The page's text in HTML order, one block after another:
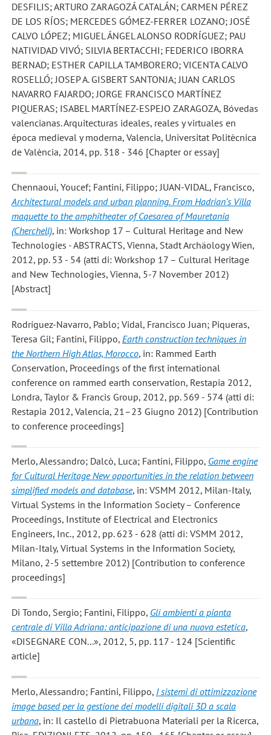
DESFILIS; ARTURO ZARAGOZÁ CATALÁN; CARMEN PÉREZ
DE LOS RÍOS; MERCEDES GÓMEZ-FERRER LOZANO; JOSÉ
CALVO LÓPEZ; MIGUEL ÁNGEL ALONSO RODRÍGUEZ; PAU
NATIVIDAD VIVÓ; SILVIA BERTACCHI; FEDERICO IBORRA
BERNAD; ESTHER CAPILLA TAMBORERO; VICENTA CALVO
ROSELLÓ; JOSEP A. GISBERT SANTONJA; JUAN CARLOS
NAVARRO FAJARDO; JORGE FRANCISCO MARTÍNEZ
PIQUERAS; ISABEL MARTÍNEZ-ESPEJO ZARAGOZA, Bóvedas
valencianas. Arquitecturas ideales, reales y virtuales en
época medieval y moderna, Valencia, Universitat Politècnica
de València, 2014, pp. 318 - 346 [Chapter or essay]
Chennaoui, Youcef; Fantini, Filippo; JUAN-VIDAL, Francisco,
Architectural models and urban planning. From Hadrian’s Villa
maquette to the amphitheater of Caesarea of Mauretania
(Cherchell), in: Workshop 17 – Cultural Heritage and New
Technologies - ABSTRACTS, Vienna, Stadt Archäology Wien,
2012, pp. 53 - 54 (atti di: Workshop 17 – Cultural Heritage
and New Technologies, Vienna, 5-7 November 2012)
[Abstract]
Rodríguez-Navarro, Pablo; Vidal, Francisco Juan; Piqueras,
Teresa Gil; Fantini, Filippo, Earth construction techniques in
the Northern High Atlas, Morocco, in: Rammed Earth
Conservation, Proceedings of the first international
conference on rammed earth conservation, Restapia 2012,
Londra, Taylor & Francis Group, 2012, pp. 569 - 574 (atti di:
Restapia 2012, Valencia, 21–23 Giugno 2012) [Contribution
to conference proceedings]
Merlo, Alessandro; Dalcò, Luca; Fantini, Filippo, Game engine
for Cultural Heritage New opportunities in the relation between
simplified models and database, in: VSMM 2012, Milan-Italy,
Virtual Systems in the Information Society – Conference
Proceedings, Institute of Electrical and Electronics
Engineers, Inc., 2012, pp. 623 - 628 (atti di: VSMM 2012,
Milan-Italy, Virtual Systems in the Information Society,
Milano, 2-5 settembre 2012) [Contribution to conference
proceedings]
Di Tondo, Sergio; Fantini, Filippo, Gli ambienti a pianta
centrale di Villa Adriana: anticipazione di una nuova estetica,
«DISEGNARE CON...», 2012, 5, pp. 117 - 124 [Scientific
article]
Merlo, Alessandro; Fantini, Filippo, I sistemi di ottimizzazione
image based per la gestione dei modelli digitali 3D a scala
urbana, in: Il castello di Pietrabuona Materiali per la Ricerca,